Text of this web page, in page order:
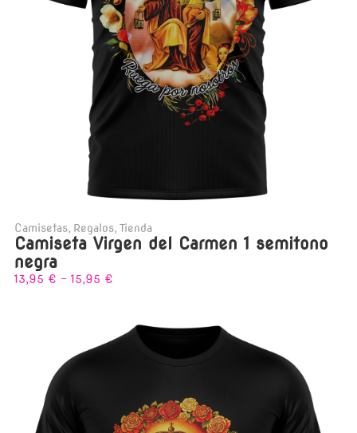
Camisetas, Regalos, Tienda
Camiseta Virgen del Carmen 1 semitono
negra
13,95 € - 15,95 €